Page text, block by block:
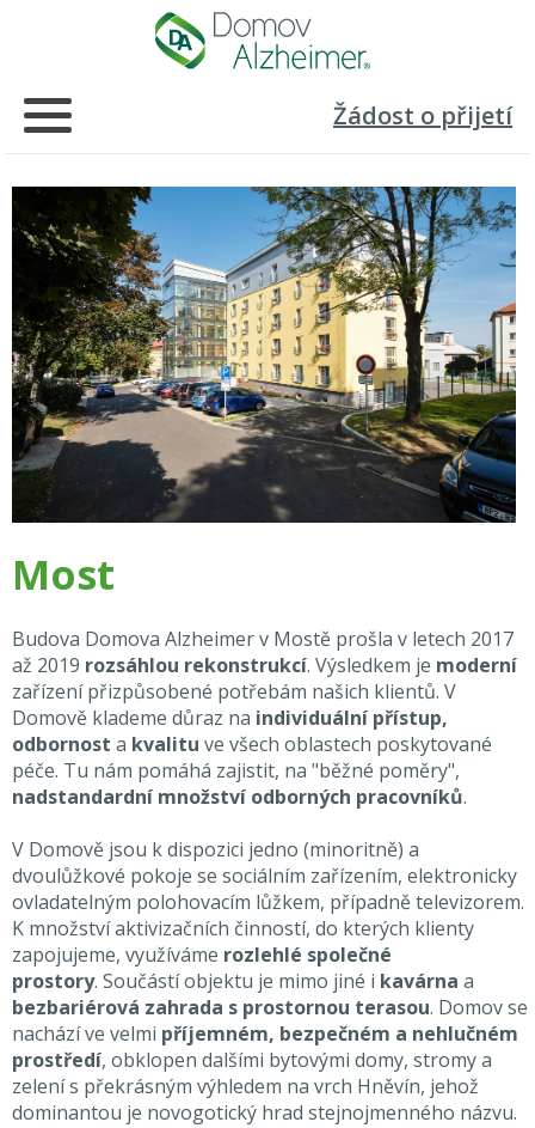
Žádost o přijetí
Most
Budova Domova Alzheimer v Mostě prošla v letech 2017
až 2019 rozsáhlou rekonstrukcí. Výsledkem je moderní
zařízení přizpůsobené potřebám našich klientů. V
Domově klademe důraz na individuální přístup,
odbornost a kvalitu ve všech oblastech poskytované
péče. Tu nám pomáhá zajistit, na "běžné poměry",
nadstandardní množství odborných pracovníků.
V Domově jsou k dispozici jedno (minoritně) a
dvoulůžkové pokoje se sociálním zařízením, elektronicky
ovladatelným polohovacím lůžkem, případně televizorem.
K množství aktivizačních činností, do kterých klienty
zapojujeme, využíváme rozlehlé společné
prostory. Součástí objektu je mimo jiné i kavárna a
bezbariérová zahrada s prostornou terasou. Domov se
nachází ve velmi příjemném, bezpečném a nehlučném
prostředí, obklopen dalšími bytovými domy, stromy a
zelení s překrásným výhledem na vrch Hněvín, jehož
dominantou je novogotický hrad stejnojmenného názvu.